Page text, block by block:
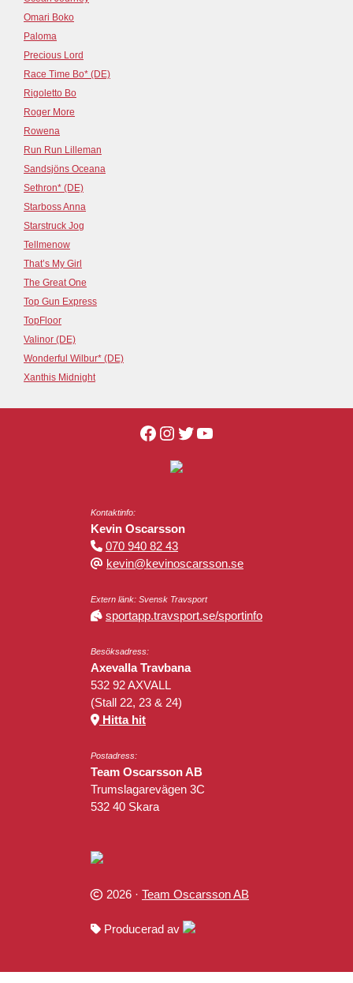
Omari Boko
Paloma
Precious Lord
Race Time Bo* (DE)
Rigoletto Bo
Roger More
Rowena
Run Run Lilleman
Sandsjöns Oceana
Sethron* (DE)
Starboss Anna
Starstruck Jog
Tellmenow
That’s My Girl
The Great One
Top Gun Express
TopFloor
Valinor (DE)
Wonderful Wilbur* (DE)
Xanthis Midnight
Kontaktinfo:
Kevin Oscarsson
070 940 82 43
kevin@kevinoscarsson.se
Extern länk: Svensk Travsport
sportapp.travsport.se/sportinfo
Besöksadress:
Axevalla Travbana
532 92 AXVALL
(Stall 22, 23 & 24)
Hitta hit
Postadress:
Team Oscarsson AB
Trumslagarevägen 3C
532 40 Skara
2026 · Team Oscarsson AB
Producerad av